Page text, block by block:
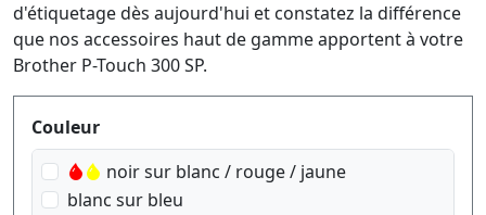
d'étiquetage dès aujourd'hui et constatez la différence
que nos accessoires haut de gamme apportent à votre
Brother P-Touch 300 SP.
Produktfilter
Couleur
noir sur blanc / rouge / jaune
blanc sur bleu